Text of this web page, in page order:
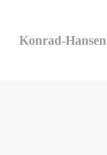
Konrad-